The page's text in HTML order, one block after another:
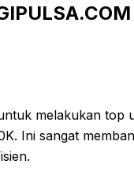
melakukan top
Ini sangat